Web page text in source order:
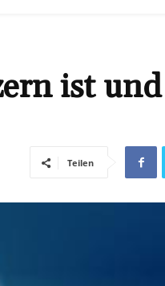
ist
Teilen